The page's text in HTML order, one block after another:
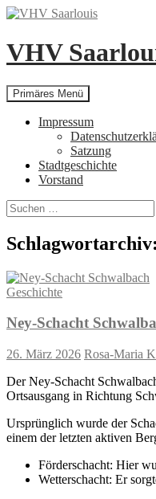
Zum
springen
VHV
Suchen
Primäres Menü
Impressum
Satzung
Stadtgeschichte
Vorstand
Suchen
nach:
Geschichte
Ney-Schacht
26. März 2026 Rosa-Maria
Der Ney-Schacht
Ortsausgang in Richtung
Ursprünglich wurde der
einem der letzten aktiven
Förderschacht: Hier
Wetterschacht: Er